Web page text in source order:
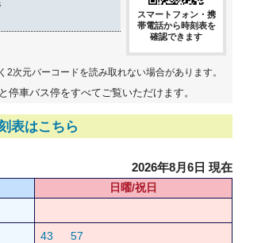
スマートフォン・携
帯電話から時刻表を
確認できます
次元バーコードを読み取れない場合があります。
車バス停をすべてご覧いただけます。
表はこちら
2026年8月6日 現在
日曜/祝日
43
57